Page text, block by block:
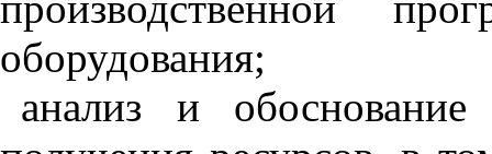
оборудования;
анализ и